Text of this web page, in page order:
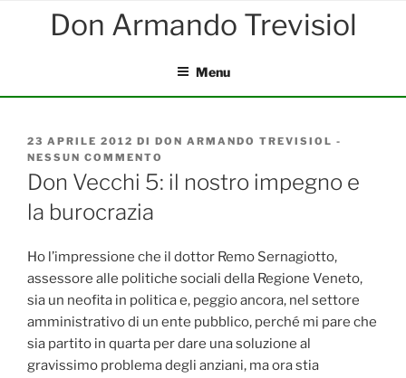
Menu
PUBBLICATO
IL
23 APRILE 2012 DI DON ARMANDO TREVISIOL -
NESSUN COMMENTO
DON
VECCHI
IMPEGNO
E
LA
BUROCRAZIA
Don Vecchi 5: il nostro impegno e
la burocrazia
Ho l’impressione che il dottor Remo Sernagiotto,
assessore alle politiche sociali della Regione Veneto,
sia un neofita in politica e, peggio ancora, nel settore
amministrativo di un ente pubblico, perché mi pare che
sia partito in quarta per dare una soluzione al
gravissimo problema degli anziani, ma ora stia